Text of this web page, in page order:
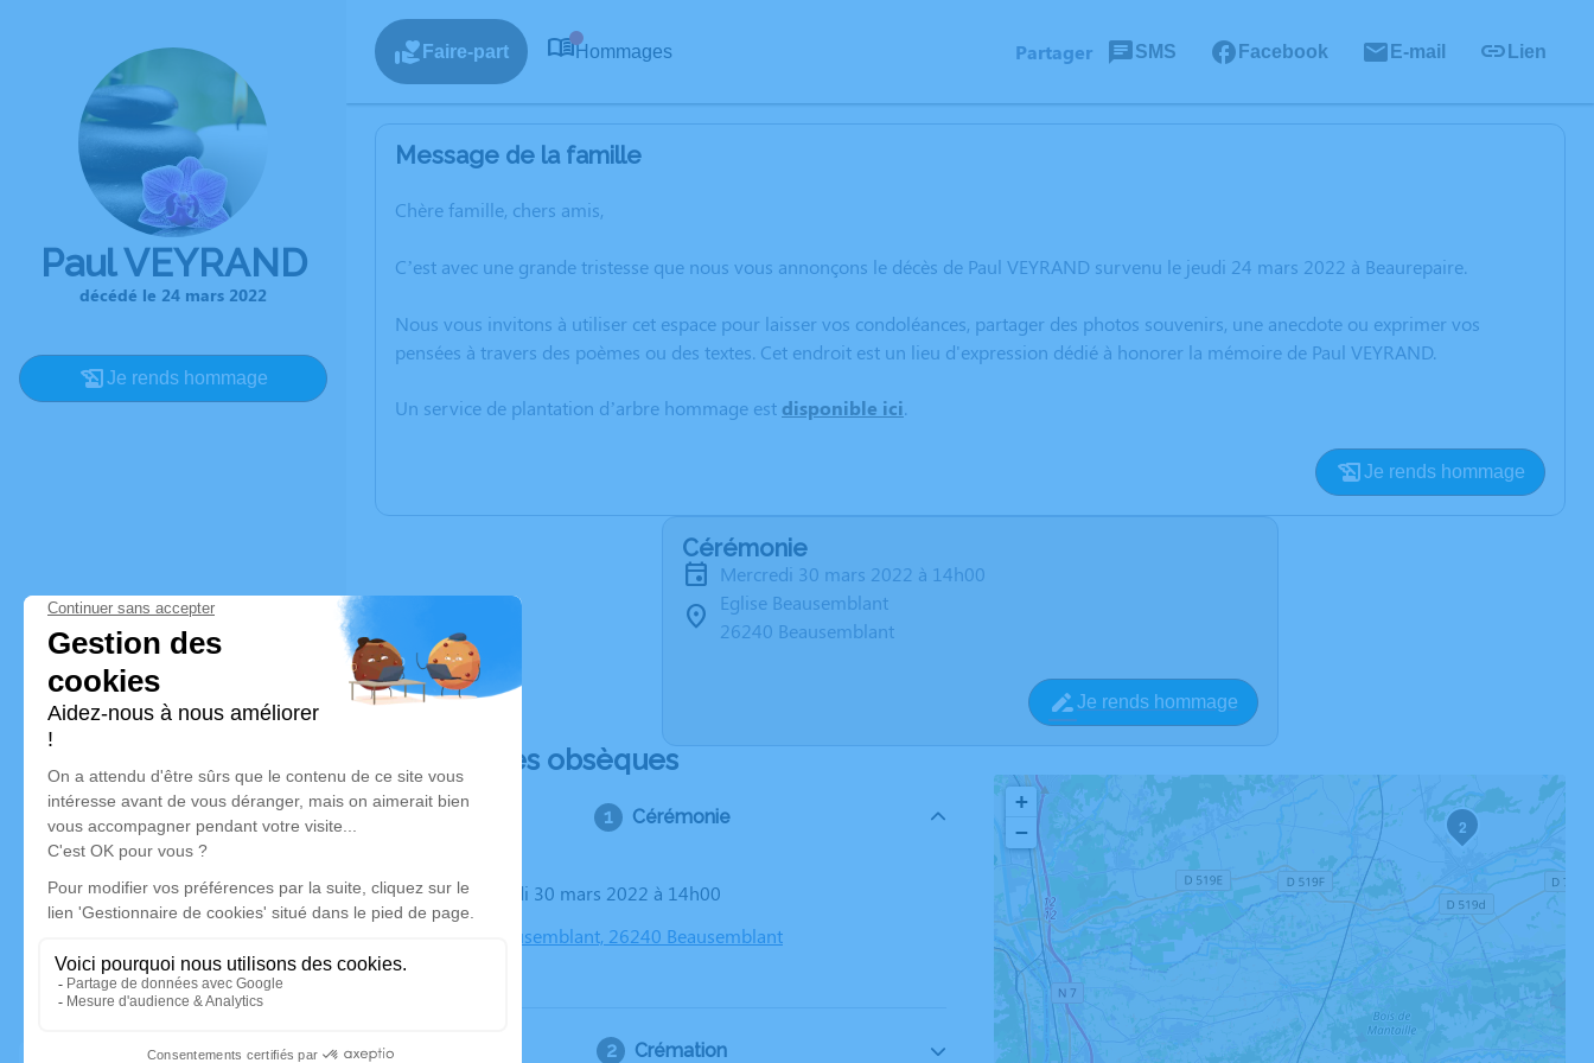
Paul VEYRAND
décédé le 24 mars 2022
Je rends hommage
Faire-part Hommages Partager SMS Facebook E-mail Lien
Message de la famille
Chère famille, chers amis,
C’est avec une grande tristesse que nous vous annonçons le décès de Paul VEYRAND survenu le jeudi 24 mars 2022 à Beaurepaire.
Nous vous invitons à utiliser cet espace pour laisser vos condoléances, partager des photos souvenirs, une anecdote ou exprimer vos
pensées à travers des poèmes ou des textes. Cet endroit est un lieu d'expression dédié à honorer la mémoire de Paul VEYRAND.
Un service de plantation d’arbre hommage est disponible ici.
Je rends hommage
Cérémonie
mercredi 30 mars 2022 à 14h00
Eglise Beausemblant
26240 Beausemblant
Je rends hommage
Déroulé des obsèques
Cérémonie
Le mercredi 30 mars 2022 à 14h00
Eglise Beausemblant, 26240 Beausemblant
Crémation
2
+
−